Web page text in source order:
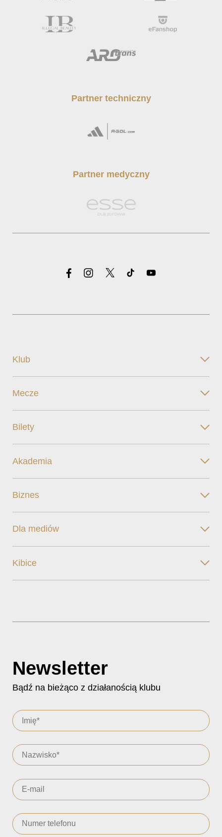
Partner techniczny
Partner medyczny
Klub
Mecze
Bilety
Akademia
Biznes
Dla mediów
Kibice
Newsletter
Bądź na bieżąco z działanością klubu